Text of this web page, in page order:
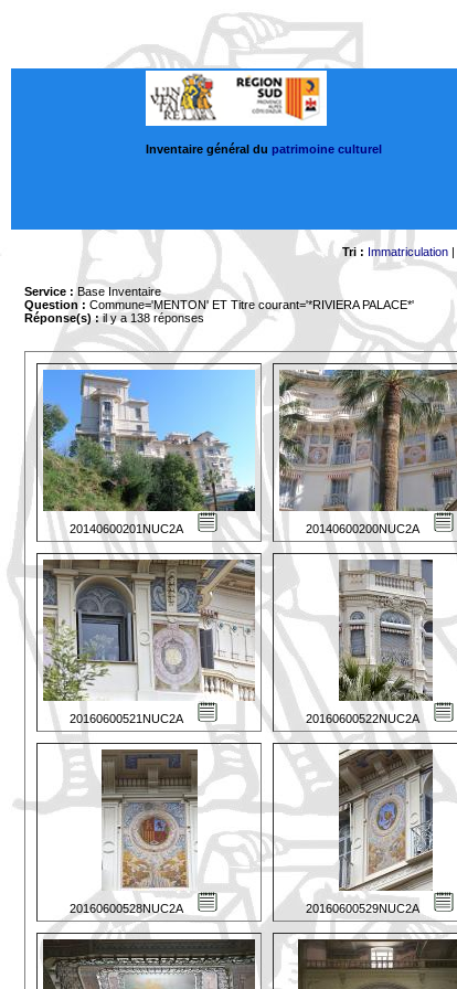
Inventaire général du patrimoine culturel
Tri : Immatriculation|
Service : Base Inventaire
Question : Commune='MENTON' ET Titre courant='*RIVIERA PALACE*'
Réponse(s) :il y a 138 réponses
20140600201NUC2A 20140600200NUC2A
20160600521NUC2A 20160600522NUC2A
20160600528NUC2A 20160600529NUC2A